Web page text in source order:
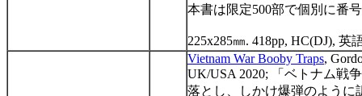
本書は限定500部で個別に番
225x285㎜. 418pp, HC(DJ), 英
Vietnam War Booby Traps,
UK/USA 2020;
「ベトナム戦
落とし、しかけ爆弾のように